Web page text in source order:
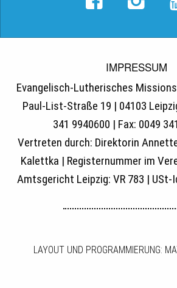
IMPRESSUM
Evangelisch-Lutherisches
Paul-List-Straße 19 | 04103
341 9940600 | Fax: 0049
Vertreten durch: Direktorin
Kalettka | Registernummer im
Amtsgericht Leipzig: VR 783 | USt-
LAYOUT UND PROGRAMMIERUNG: